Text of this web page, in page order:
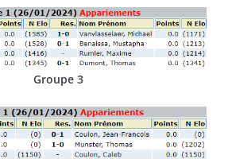
Groupe 3